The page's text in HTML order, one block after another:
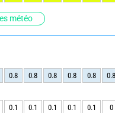
météo
0.8 0.8 0.8 0.8 0.8 0.8
0.1 0.1 0.1 0.1 0.1 0